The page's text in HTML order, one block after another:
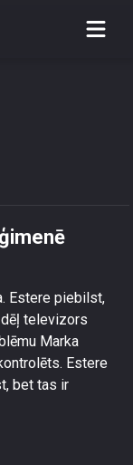
ģimenē
Estere piebilst,
televizors
Marka
Estere
bet tas ir